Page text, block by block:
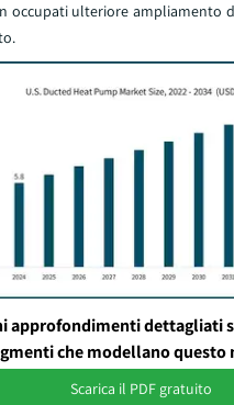
occupati ulteriore ampliamento
approfondimenti dettagliati
che modellano questo
Scarica il PDF gratuito